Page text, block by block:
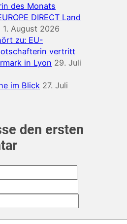
des Monats
DIRECT Land
1. August 2026
zu: EU-
vertritt
in Lyon 29. Juli
im Blick 27. Juli
den ersten